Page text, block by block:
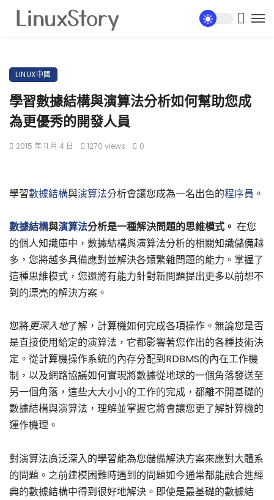
LINUX中國
學習數據結構與演算法分析如何幫助您成
為更優秀的開發人員
2015 年 11 月 4 日 1270 views 0
學習數據結構與演算法分析會讓您成為一名出色的程序員 。
數據結構與演算法分析是一種解決問題的思維模式。 在您
的個人知識庫中，數據結構與演算法分析的相關知識儲備越
多，您將越多具備應對並解決各類繁雜問題的能力。掌握了
這種思維模式，您還將有能力針對新問題提出更多以前想不
到的漂亮的解決方案。
您將更深入地了解，計算機如何完成各項操作。無論您是否
是直接使用給定的演算法，它都影響著您作出的各種技術決
定。從計算機操作系統的內存分配到RDBMS的內在工作機
制，以及網路協議如何實現將數據從地球的一個角落發送至
另一個角落，這些大大小小的工作的完成，都離不開基礎的
數據結構與演算法，理解並掌握它將會讓您更了解計算機的
運作機理。
對演算法廣泛深入的學習能為您儲備解決方案來應對大體系
的問題。之前建模困難時遇到的問題如今通常都能融合進經
典的數據結構中得到很好地解決。即使是最基礎的數據結